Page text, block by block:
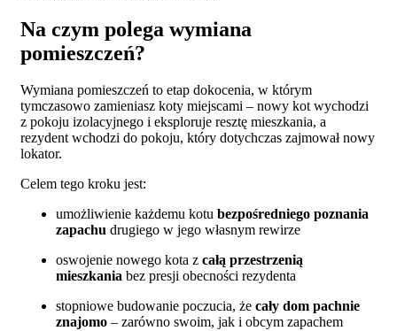
Na czym polega wymiana
pomieszczeń?
Wymiana pomieszczeń to etap dokocenia, w którym
tymczasowo zamieniasz koty miejscami – nowy kot wychodzi
z pokoju izolacyjnego i eksploruje resztę mieszkania, a
rezydent wchodzi do pokoju, który dotychczas zajmował nowy
lokator.
Celem tego kroku jest:
umożliwienie każdemu kotu bezpośredniego poznania
zapachu drugiego w jego własnym rewirze
oswojenie nowego kota z całą przestrzenią
mieszkania bez presji obecności rezydenta
stopniowe budowanie poczucia, że cały dom pachnie
znajomo – zarówno swoim, jak i obcym zapachem